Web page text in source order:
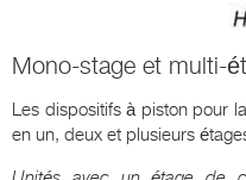
Mono-stage et multi-
Les dispositifs à piston pour
en un, deux et plusieurs